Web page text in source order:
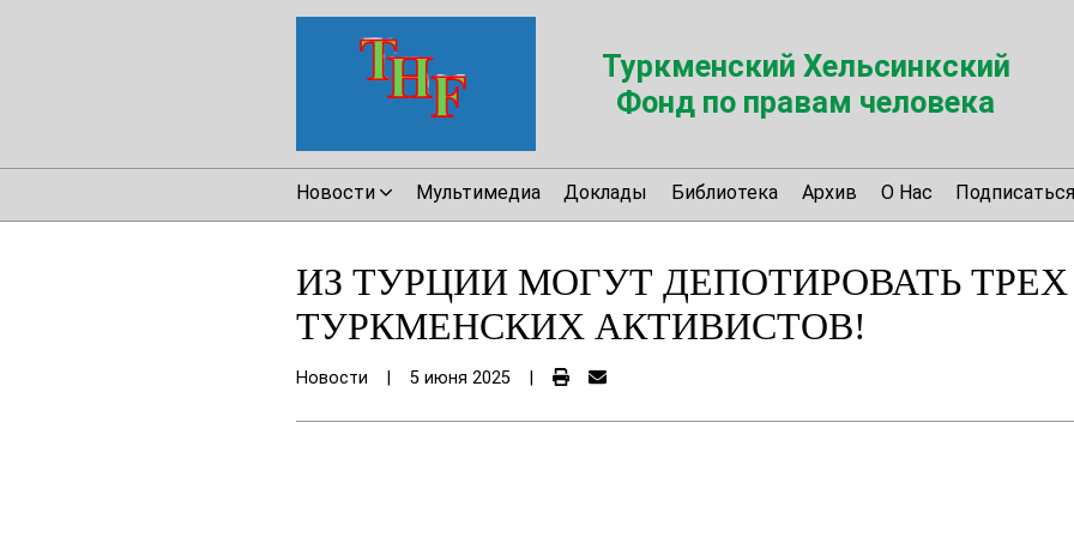
Туркменский Хельсинкский
Фонд по правам человека
Новости Мультимедиа Доклады Библиотека Архив О Нас
ИЗ ТУРЦИИ МОГУТ ДЕПОТИРОВАТЬ ТРЕХ
ТУРКМЕНСКИХ АКТИВИСТОВ!
Новости 5 июня 2025